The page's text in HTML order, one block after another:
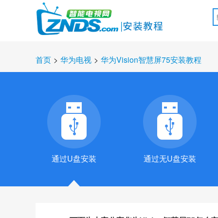
首页 > 华为电视 > 华为Vision智慧屏75安装教程
通过U盘安装 通过无U盘安装